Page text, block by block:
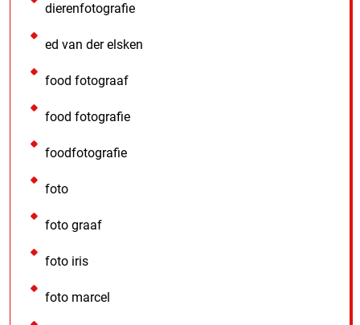
dierenfotografie
ed van der elsken
food fotograaf
food fotografie
foodfotografie
foto
foto graaf
foto iris
foto marcel